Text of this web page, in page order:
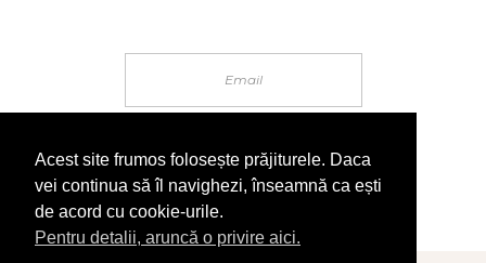
Acest site frumos folosește prăjiturele. Daca
vei continua să îl navighezi, înseamnă ca ești
de acord cu cookie-urile.
Pentru detalii, aruncă o privire aici.